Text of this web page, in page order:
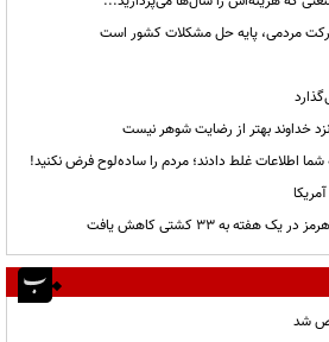
مردمی، پایه حل مشکلات کشور است
خداوند بهتر از رضایت شوهر نیست
اطلاعات غلط دادند؛ مردم را ساده‌لوح فرض نکنید!
به ۳۳ کشتی کاهش یافت
شد